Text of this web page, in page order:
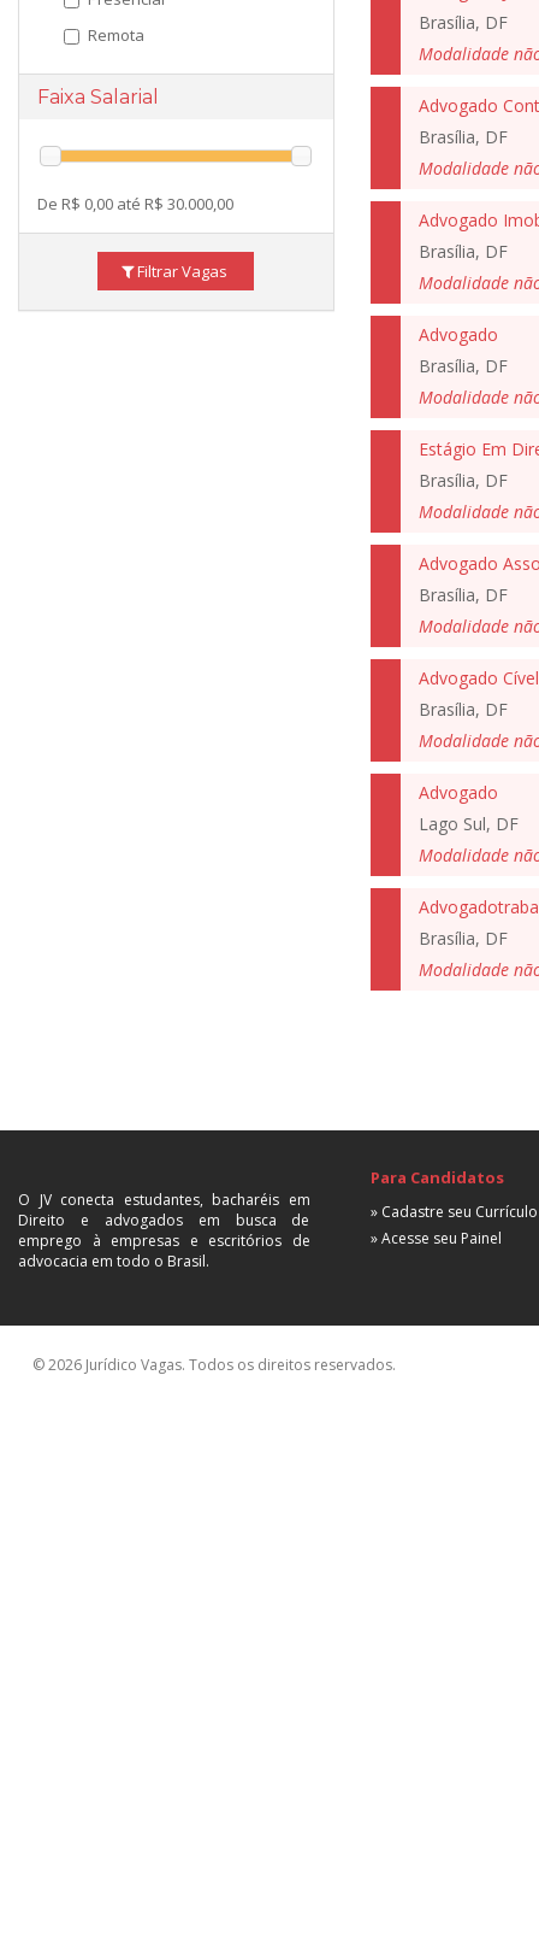
Remota
Faixa Salarial
De R$ 0,00 até R$ 30.000,00
Filtrar Vagas
Brasília, DF
Modalidade
Advogado
Brasília, DF
Modalidade
Advogado
Brasília, DF
Modalidade
Advogado
Brasília, DF
Modalidade
Estágio Em
Brasília, DF
Modalidade
Advogado
Brasília, DF
Modalidade
Advogado Cível
Brasília, DF
Modalidade
Advogado
Lago Sul, DF
Modalidade
Brasília, DF
Modalidade
O JV conecta estudantes, bacharéis em
Direito e advogados em busca de
emprego à empresas e escritórios de
advocacia em todo o Brasil.
Para Candidatos
» Cadastre seu Currículo
» Acesse seu Painel
© 2026 Jurídico Vagas. Todos os direitos reservados.